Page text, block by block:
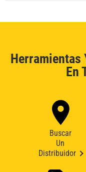
Herramientas
En
Buscar
Un
Distribuidor